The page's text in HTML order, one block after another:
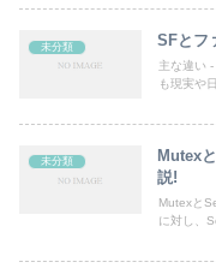
未分類 SFとフ
主な違い
も現実や
未分類
Mutex
説!
Mutexと
に対し、